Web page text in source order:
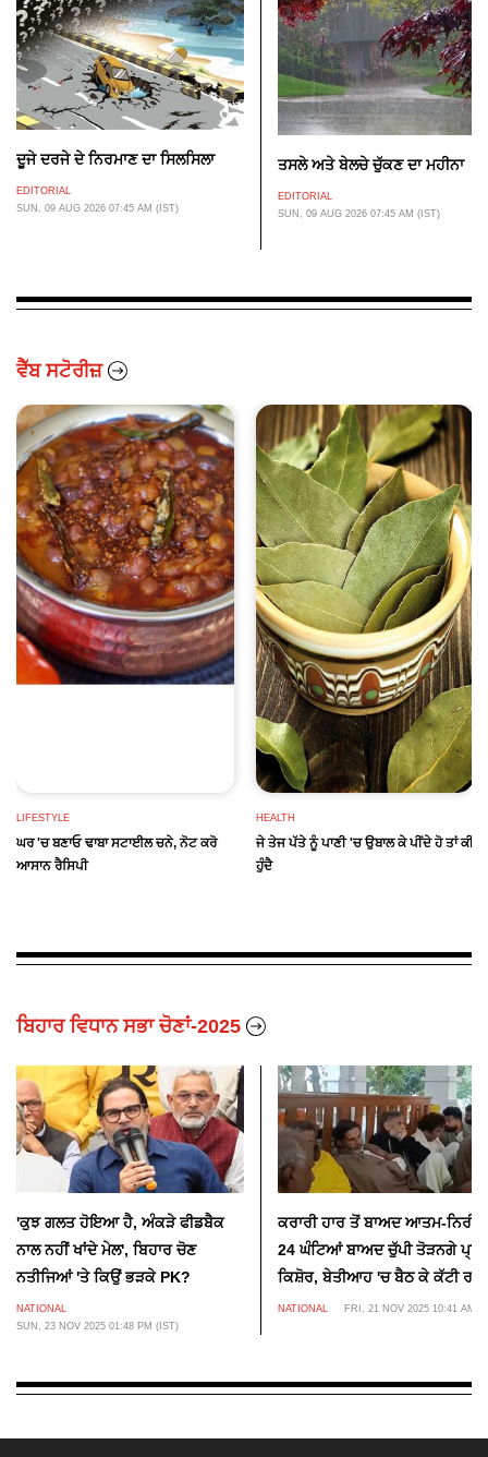
ਦੂਜੇ ਦਰਜੇ ਦੇ ਨਿਰਮਾਣ ਦਾ ਸਿਲਸਿਲਾ
EDITORIAL
SUN, 09 AUG 2026 07:45 AM (IST)
ਤਸਲੇ ਅਤੇ ਬੇਲਚੇ ਚੁੱਕਣ ਦਾ ਮਹੀਨਾ
EDITORIAL
SUN, 09 AUG 2026 07:45 AM (IST)
ਵੈੱਬ ਸਟੋਰੀਜ਼
LIFESTYLE
ਘਰ 'ਚ ਬਣਾਓ ਢਾਬਾ ਸਟਾਈਲ ਚਨੇ, ਨੋਟ ਕਰੋ
ਆਸਾਨ ਰੈਸਿਪੀ
HEALTH
ਜੇ ਤੇਜ ਪੱਤੇ ਨੂੰ ਪਾਣੀ 'ਚ ਉਬਾਲ ਕੇ ਪੀਂਦੇ ਹੋ ਤਾਂ ਕੀ
ਹੁੰਦੈ
ਬਿਹਾਰ ਵਿਧਾਨ ਸਭਾ ਚੋਣਾਂ-2025
'ਕੁਝ ਗਲਤ ਹੋਇਆ ਹੈ, ਅੰਕੜੇ ਫੀਡਬੈਕ
ਨਾਲ ਨਹੀਂ ਖਾਂਦੇ ਮੇਲ', ਬਿਹਾਰ ਚੋਣ
ਨਤੀਜਿਆਂ 'ਤੇ ਕਿਉਂ ਭੜਕੇ PK?
NATIONAL
SUN, 23 NOV 2025 01:48 PM (IST)
ਕਰਾਰੀ ਹਾਰ ਤੋਂ ਬਾਅਦ ਆਤਮ-
24 ਘੰਟਿਆਂ ਬਾਅਦ ਚੁੱਪੀ ਤੋੜਨਗੇ
ਕਿਸ਼ੋਰ, ਬੇਤੀਆਹ 'ਚ ਬੈਠ ਕੇ ਕੱਟੀ ਰਾਤ
NATIONAL FRI, 21 NOV 2025 10:41 AM